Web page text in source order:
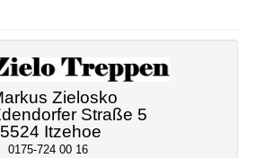
Zielosko
Straße 5
Itzehoe
0175-724 00 16